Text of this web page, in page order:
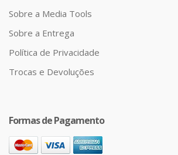
Sobre a Media Tools
Sobre a Entrega
Política de Privacidade
Trocas e Devoluções
Formas de Pagamento